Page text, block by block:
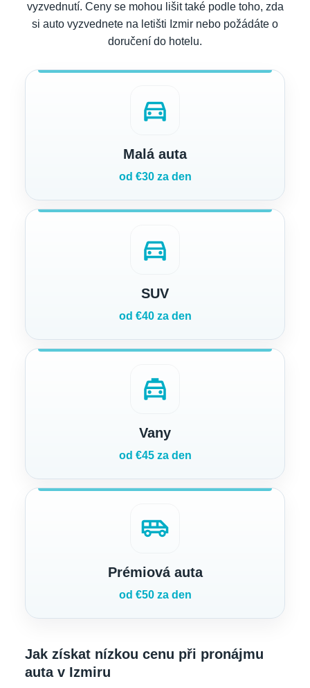
vyzvednutí. Ceny se mohou lišit také podle toho, zda
si auto vyzvednete na letišti Izmir nebo požádáte o
doručení do hotelu.
directions_car
Malá auta
od €30 za den
directions_car
SUV
od €40 za den
local_taxi
Vany
od €45 za den
airport_shuttle
Prémiová auta
od €50 za den
Jak získat nízkou cenu při pronájmu
auta v Izmiru